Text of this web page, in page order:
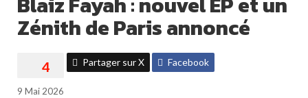
Zénith de Paris annoncé
Partager sur X Facebook
9 Mai 2026